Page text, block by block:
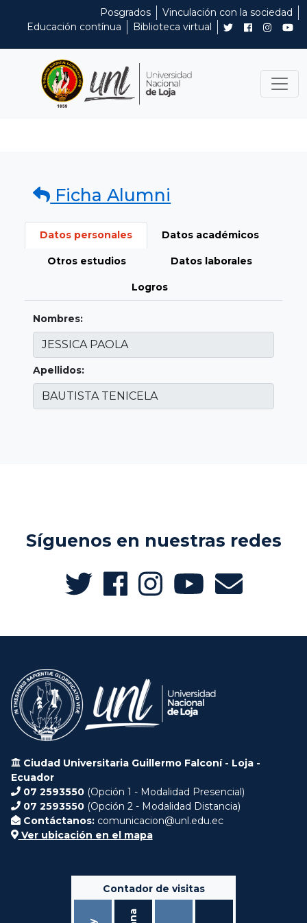
Posgrados
Vinculación con la sociedad
Educación contínua
Biblioteca virtual
Ficha Alumni
Datos personales Datos académicos
Otros estudios Datos laborales
Logros
Nombres:
Apellidos:
Síguenos en nuestras redes
Ciudad Universitaria Guillermo Falconí - Loja -
Ecuador
07 2593550 (Opción 1 - Modalidad Presencial)
07 2593550 (Opción 2 - Modalidad Distancia)
Contáctanos: comunicacion@unl.edu.ec
Ver ubicación en el mapa
Contador de visitas